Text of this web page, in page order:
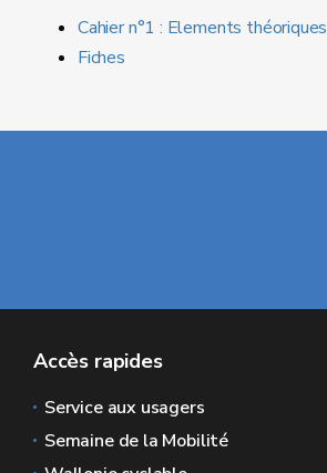
Cahier n°1 : Elements théoriques
Fiches
Accès rapides
Service aux usagers
Semaine de la Mobilité